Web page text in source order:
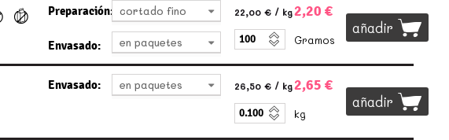
Preparación:
Envasado:
cortado fino
en paquetes
22,00 € / kg2,20 €
Gramos
añadir
Envasado: en paquetes 26,50 € / kg2,65 €
kg
añadir